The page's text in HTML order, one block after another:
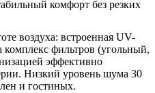
комфорт без резких
воздуха: встроенная UV-
комплекс фильтров (угольный,
эффективно
Низкий уровень шума 30
и гостиных.